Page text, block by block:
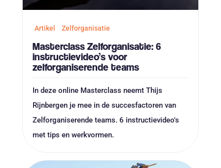
Artikel Zelforganisatie
Masterclass Zelforganisatie: 6
instructievideo’s voor
zelforganiserende teams
In deze online Masterclass neemt Thijs
Rijnbergen je mee in de succesfactoren van
Zelforganiserende teams. 6 instructievideo's
met tips en werkvormen.